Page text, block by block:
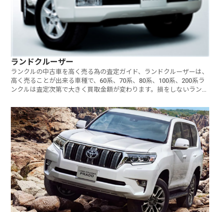
ランドクルーザー
ランクルの中古車を高く売る為の査定ガイド、ランドクルーザーは、
高く売ることが出来る車種で、60系、70系、80系、100系、200系ラ
ンクルは査定次第で大きく買取金額が変わります。損をしないランク